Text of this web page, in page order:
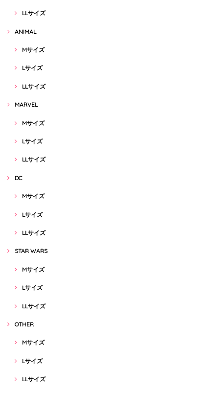
LLサイズ
ANIMAL
Mサイズ
Lサイズ
LLサイズ
MARVEL
Mサイズ
Lサイズ
LLサイズ
DC
Mサイズ
Lサイズ
LLサイズ
STAR WARS
Mサイズ
Lサイズ
LLサイズ
OTHER
Mサイズ
Lサイズ
LLサイズ